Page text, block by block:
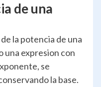
de una
la potencia de una
una expresion con
se
la base.